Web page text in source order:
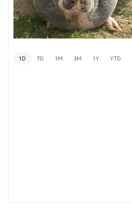
1D 7D 1M 3M 1Y YTD